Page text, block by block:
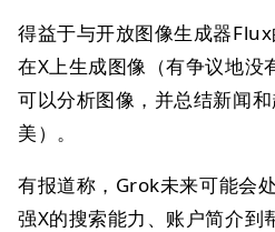
得益于与开放图像生成器
在X上生成图像（有争议地没
可以分析图像，并总结新闻
美）。
有报道称，Grok未来可能会
强X的搜索能力、账户简介到